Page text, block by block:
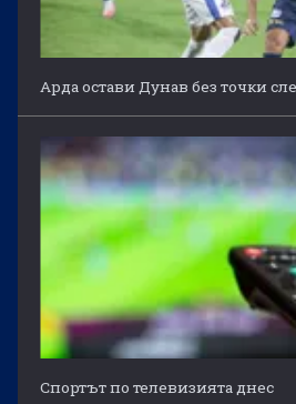
Арда остави Дунав без точки
Спортът по телевизията днес